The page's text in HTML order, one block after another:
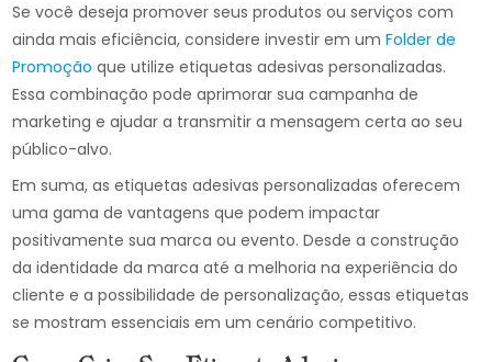
Se você deseja promover seus produtos ou serviços com
ainda mais eficiência, considere investir em umFolder de
Promoção que utilize etiquetas adesivas personalizadas.
Essa combinação pode aprimorar sua campanha de
marketing e ajudar a transmitir a mensagem certa ao seu
público-alvo.
Em suma, as etiquetas adesivas personalizadas oferecem
uma gama de vantagens que podem impactar
positivamente sua marca ou evento. Desde a construção
da identidade da marca até a melhoria na experiência do
cliente e a possibilidade de personalização, essas etiquetas
se mostram essenciais em um cenário competitivo.